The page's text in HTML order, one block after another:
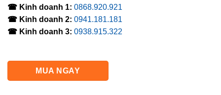
☎ Kinh doanh 1: 0868.920.921
☎ Kinh doanh 2: 0941.181.181
☎ Kinh doanh 3: 0938.915.322
MUA NGAY